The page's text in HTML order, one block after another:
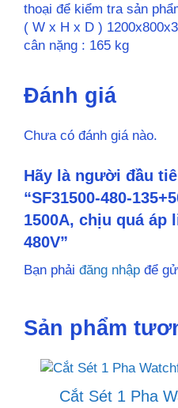
thoại để kiểm tra sản
( W x H x D )
cân nặng : 165 kg
Đánh giá
Chưa có đánh giá nào.
Hãy là người đầu
“SF31500-480-
1500A, chịu quá áp
480V”
Bạn phải đăng nhập để
Sản phẩm
Cắt Sét 1 Pha